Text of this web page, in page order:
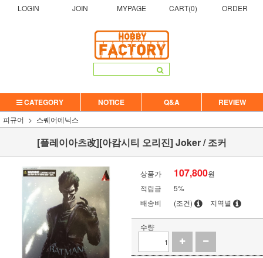
LOGIN JOIN MYPAGE CART(0) ORDER
CATEGORY NOTICE Q&A REVIEW
피규어 스퀘어에닉스
[플레이아츠改][아캄시티 오리진] Joker / 조커
상품가 107,800원
적립금
5%
배송비
(조건) 지역별
수량